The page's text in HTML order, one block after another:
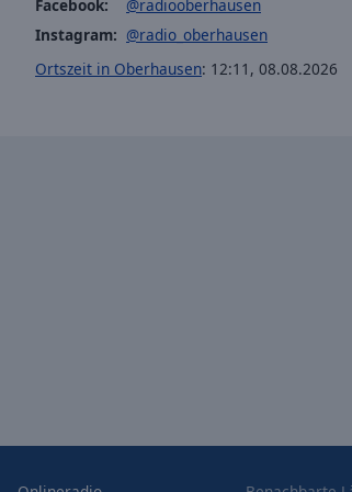
Opacity
Modal
End
Facebook:
@radiooberhausen
Instagram: @radio_oberhausen
Ortszeit in Oberhausen: 12:11 , 08.08.2026